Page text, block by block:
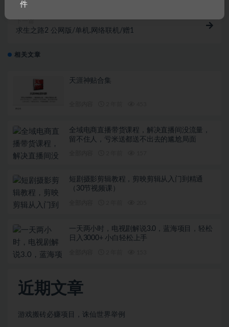
下一篇
求生之路2 公网版/单机.网络联机/赠1
相关文章
天涯神贴合集
全域电商直播带货课程，解决直播间没流量，
留不住人，亏米送都送不出去的尴尬局面
短剧摄影剪辑教程，剪映剪辑从入门到精通
（30节视频课）
一天两小时，电视剧解说3.0，蓝海项目，轻松
日入3000+ 小白轻松上手
近期文章
游戏搬砖必赚项目，诛仙世界举例
件